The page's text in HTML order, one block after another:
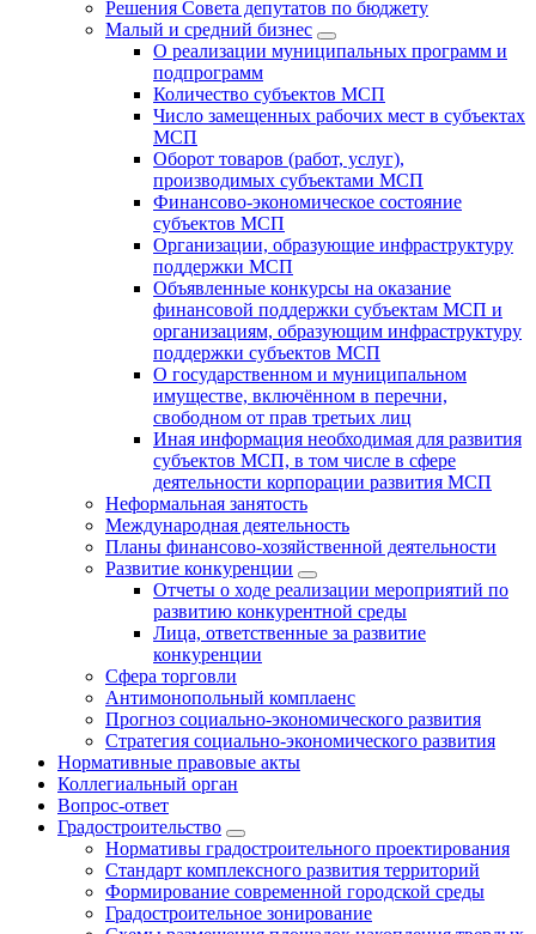
Решения Совета депутатов по бюджету
Малый и средний бизнес
О реализации муниципальных программ и
подпрограмм
Количество субъектов МСП
Число замещенных рабочих мест в субъектах
МСП
Оборот товаров (работ, услуг),
производимых субъектами МСП
Финансово-экономическое состояние
субъектов МСП
Организации, образующие инфраструктуру
поддержки МСП
Объявленные конкурсы на оказание
финансовой поддержки субъектам МСП и
организациям, образующим инфраструктуру
поддержки субъектов МСП
О государственном и муниципальном
имуществе, включённом в перечни,
свободном от прав третьих лиц
Иная информация необходимая для развития
субъектов МСП, в том числе в сфере
деятельности корпорации развития МСП
Неформальная занятость
Международная деятельность
Планы финансово-хозяйственной деятельности
Развитие конкуренции
Отчеты о ходе реализации мероприятий по
развитию конкурентной среды
Лица, ответственные за развитие
конкуренции
Сфера торговли
Антимонопольный комплаенс
Прогноз социально-экономического развития
Стратегия социально-экономического развития
Нормативные правовые акты
Коллегиальный орган
Вопрос-ответ
Градостроительство
Нормативы градостроительного проектирования
Стандарт комплексного развития территорий
Формирование современной городской среды
Градостроительное зонирование